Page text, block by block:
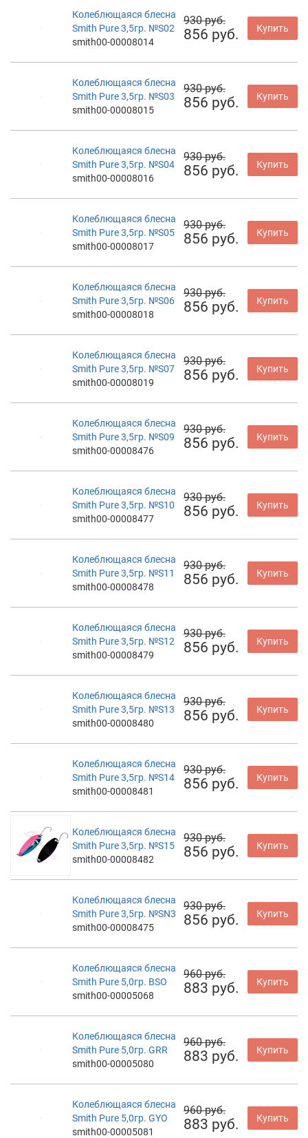
Колеблющаяся блесна
Smith Pure 3,5гр. №S02
smith00-00008014
930 руб.
856 руб. Купить
Колеблющаяся блесна
Smith Pure 3,5гр. №S03
smith00-00008015
930 руб.
856 руб. Купить
Колеблющаяся блесна
Smith Pure 3,5гр. №S04
smith00-00008016
930 руб.
856 руб. Купить
Колеблющаяся блесна
Smith Pure 3,5гр. №S05
smith00-00008017
930 руб.
856 руб. Купить
Колеблющаяся блесна
Smith Pure 3,5гр. №S06
smith00-00008018
930 руб.
856 руб. Купить
Колеблющаяся блесна
Smith Pure 3,5гр. №S07
smith00-00008019
930 руб.
856 руб. Купить
Колеблющаяся блесна
Smith Pure 3,5гр. №S09
smith00-00008476
930 руб.
856 руб. Купить
Колеблющаяся блесна
Smith Pure 3,5гр. №S10
smith00-00008477
930 руб.
856 руб. Купить
Колеблющаяся блесна
Smith Pure 3,5гр. №S11
smith00-00008478
930 руб.
856 руб. Купить
Колеблющаяся блесна
Smith Pure 3,5гр. №S12
smith00-00008479
930 руб.
856 руб. Купить
Колеблющаяся блесна
Smith Pure 3,5гр. №S13
smith00-00008480
930 руб.
856 руб. Купить
Колеблющаяся блесна
Smith Pure 3,5гр. №S14
smith00-00008481
930 руб.
856 руб. Купить
Колеблющаяся блесна
Smith Pure 3,5гр. №S15
smith00-00008482
930 руб.
856 руб. Купить
Колеблющаяся блесна
Smith Pure 3,5гр. №SN3
smith00-00008475
930 руб.
856 руб. Купить
Колеблющаяся блесна
Smith Pure 5,0гр. BSO
smith00-00005068
960 руб.
883 руб. Купить
Колеблющаяся блесна
Smith Pure 5,0гр. GRR
smith00-00005080
960 руб.
883 руб. Купить
Колеблющаяся блесна
Smith Pure 5,0гр. GYO
smith00-00005081
960 руб.
883 руб. Купить